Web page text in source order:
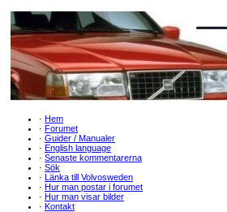
· Hem
· Forumet
· Guider / Manualer
· English language
· Senaste kommentarerna
· Sök
· Länka till Volvosweden
· Hur man postar i forumet
· Hur man visar bilder
· Kontakt